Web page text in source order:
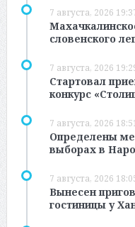
7 августа, 2026
словенского
7 августа, 2026
Стартовал
конкурс
7 августа, 2026
Определены
выборах в
7 августа, 2026
Вынесен
гостиницы у